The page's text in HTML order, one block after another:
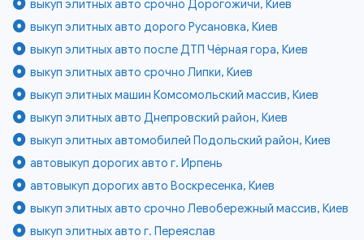
выкуп элитных авто срочно Дорогожичи, Киев
выкуп элитных авто дорого Русановка, Киев
выкуп элитных авто после ДТП Чёрная гора, Киев
выкуп элитных авто срочно Липки, Киев
выкуп элитных машин Комсомольский массив, Киев
выкуп элитных авто Днепровский район, Киев
выкуп элитных автомобилей Подольский район, Киев
автовыкуп дорогих авто г. Ирпень
автовыкуп дорогих авто Воскресенка, Киев
выкуп элитных авто срочно Левобережный массив, Киев
выкуп элитных авто г. Переяслав